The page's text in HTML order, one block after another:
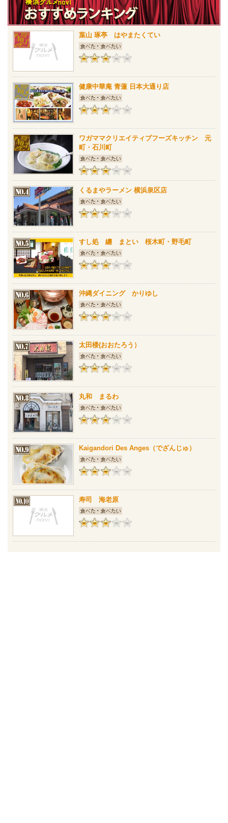
葉山 琢亭 はやまたくてい
健康中華庵 青蓮 日本大通り店
ワガママクリエイティブフーズキッチン 元
町・石川町
くるまやラーメン 横浜泉区店
すし処 纏 まとい 桜木町・野毛町
沖縄ダイニング かりゆし
太田楼(おおたろう）
丸和 まるわ
Kaigandori Des Anges（でざんじゅ）
寿司 海老原